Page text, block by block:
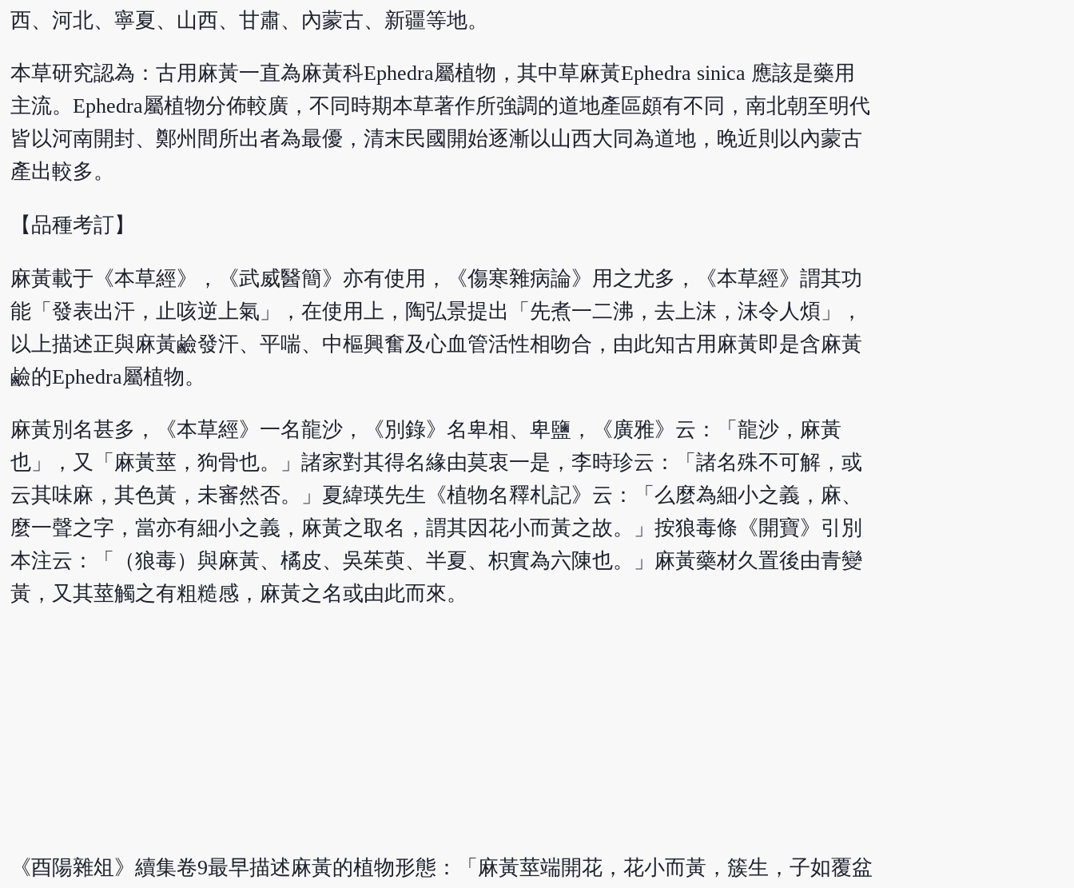
西、河北、寧夏、山西、甘肅、內蒙古、新疆等地。
本草研究認為：古用麻黃一直為麻黃科Ephedra屬植物，其中草麻黃Ephedra sinica 應該是藥用
主流。Ephedra屬植物分佈較廣，不同時期本草著作所強調的道地產區頗有不同，南北朝至明代
皆以河南開封、鄭州間所出者為最優，清末民國開始逐漸以山西大同為道地，晚近則以內蒙古
產出較多。
【品種考訂】
麻黃載于《本草經》，《武威醫簡》亦有使用，《傷寒雜病論》用之尤多，《本草經》謂其功
能「發表出汗，止咳逆上氣」，在使用上，陶弘景提出「先煮一二沸，去上沫，沫令人煩」，
以上描述正與麻黃鹼發汗、平喘、中樞興奮及心血管活性相吻合，由此知古用麻黃即是含麻黃
鹼的Ephedra屬植物。
麻黃別名甚多，《本草經》一名龍沙，《別錄》名卑相、卑鹽，《廣雅》云：「龍沙，麻黃
也」，又「麻黃莖，狗骨也。」諸家對其得名緣由莫衷一是，李時珍云：「諸名殊不可解，或
云其味麻，其色黃，未審然否。」夏緯瑛先生《植物名釋札記》云：「么麼為細小之義，麻、
麼一聲之字，當亦有細小之義，麻黃之取名，謂其因花小而黃之故。」按狼毒條《開寶》引別
本注云：「（狼毒）與麻黃、橘皮、吳茱萸、半夏、枳實為六陳也。」麻黃藥材久置後由青變
黃，又其莖觸之有粗糙感，麻黃之名或由此而來。
《酉陽雜俎》續集卷9最早描述麻黃的植物形態：「麻黃莖端開花，花小而黃，簇生，子如覆盆